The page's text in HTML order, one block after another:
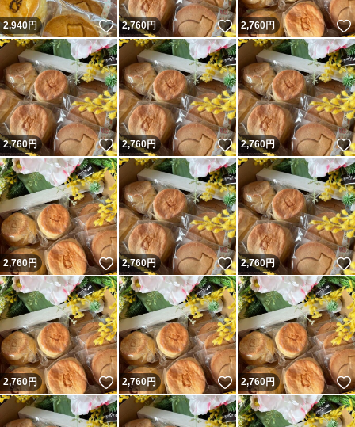
2,940円 いいね！
2,760円 いいね！
2,760円
2,760円 いいね！
2,760円 いいね！
2,760円
2,760円 いいね！
2,760円 いいね！
2,760円
2,760円 いいね！
2,760円 いいね！
2,760円